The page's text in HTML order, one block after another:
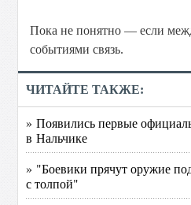
Пока не понятно — если
событиями связь.
ЧИТАЙТЕ ТАКЖЕ:
» Появились первые
в Нальчике
» "Боевики прячут оружие
с толпой"